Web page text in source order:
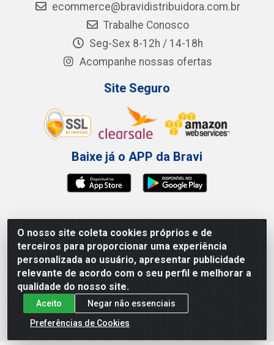
O nosso site coleta cookies próprios e de
terceiros para proporcionar uma experiência
personalizada ao usuário, apresentar publicidade
relevante de acordo com o seu perfil e melhorar a
qualidade do nosso site.
Aceito
Negar não essenciais
Preferências de Cookies
ecommerce@bravidistribuidora.com.br
Trabalhe Conosco
Seg-Sex 8-12h / 14-18h
Acompanhe nossas ofertas
Site Seguro
Baixe já o APP da Bravi
Bravi Consumíveis de Higiene e Descartáveis EIRELI - CNPJ
19.457.137/0001-06
Av. Sul Gov. Cid Sampaio, 3125 - Galpão 000A - Imbiribeira -
Recife/PE - CEP 51.150-010